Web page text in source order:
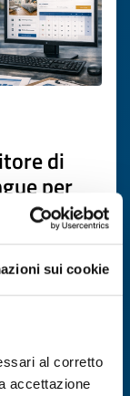
sui cookie
al corretto
accettazione
di
per
MORE →